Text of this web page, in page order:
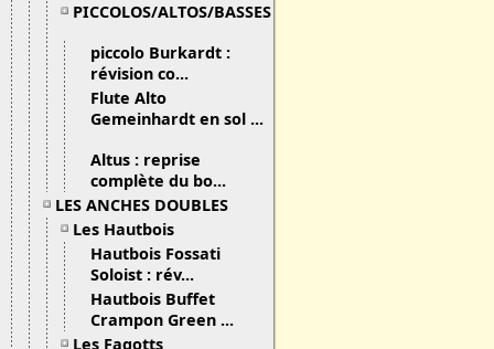
PICCOLOS/ALTOS/BASSES
piccolo Burkardt :
révision co...
Flute Alto
Gemeinhardt en sol ...
Altus : reprise
complète du bo...
LES ANCHES DOUBLES
Les Hautbois
Hautbois Fossati
Soloist : rév...
Hautbois Buffet
Crampon Green ...
Les Fagotts